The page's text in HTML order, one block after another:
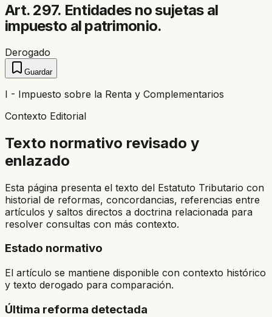
Art. 297. Entidades no sujetas al
impuesto al patrimonio.
Derogado
Guardar
I - Impuesto sobre la Renta y Complementarios
Contexto Editorial
Texto normativo revisado y
enlazado
Esta página presenta el texto del Estatuto Tributario con
historial de reformas, concordancias, referencias entre
artículos y saltos directos a doctrina relacionada para
resolver consultas con más contexto.
Estado normativo
El artículo se mantiene disponible con contexto histórico
y texto derogado para comparación.
Última reforma detectada